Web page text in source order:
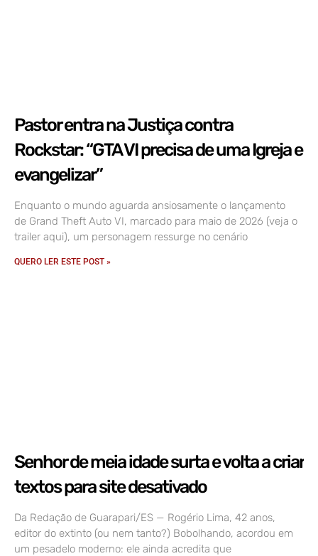
Pastor entra na Justiça contra
Rockstar: “GTA VI precisa de uma Igreja e
evangelizar”
Enquanto o mundo aguarda ansiosamente o lançamento
de Grand Theft Auto VI, marcado para maio de 2026 (veja o
trailer aqui), um personagem ressurge no cenário
QUERO LER ESTE POST »
Senhor de meia idade surta e volta a criar
textos para site desativado
Da Redação de Guarapari/ES — Rogério Lima, 42 anos,
editor do extinto (ou nem tanto?) Bobolhando, acordou em
um pesadelo moderno: ele ainda acredita que